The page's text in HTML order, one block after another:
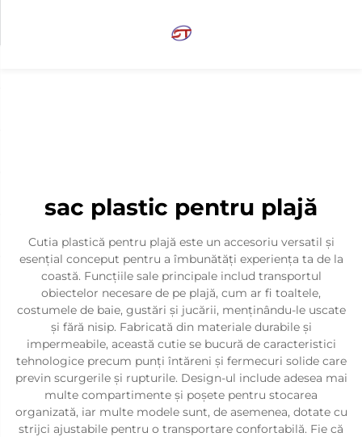
sac plastic pentru plajă
Cutia plastică pentru plajă este un accesoriu versatil și
esențial conceput pentru a îmbunătăți experiența ta de la
coastă. Funcțiile sale principale includ transportul
obiectelor necesare de pe plajă, cum ar fi toaltele,
costumele de baie, gustări și jucării, menținându-le uscate
și fără nisip. Fabricată din materiale durabile și
impermeabile, această cutie se bucură de caracteristici
tehnologice precum punți întăreni și fermecuri solide care
previn scurgerile și rupturile. Design-ul include adesea mai
multe compartimente și poșete pentru stocarea
organizată, iar multe modele sunt, de asemenea, dotate cu
strijci ajustabile pentru o transportare confortabilă. Fie că